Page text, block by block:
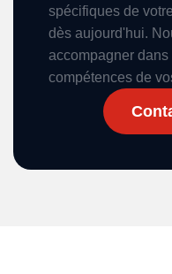
spécifiques de
dès aujourd'hui.
accompagner
compétences de